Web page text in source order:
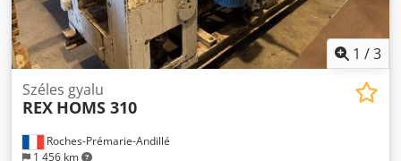
1 /3
Roches-Prémarie-Andillé
1 456 km
Széles gyalu
REX HOMS 310